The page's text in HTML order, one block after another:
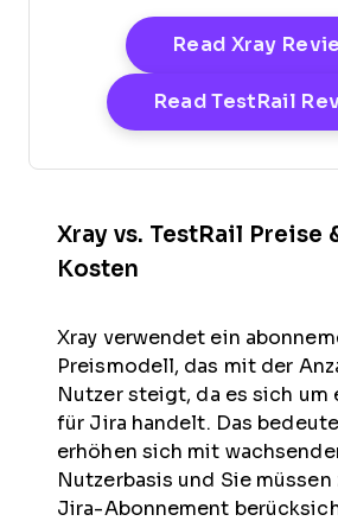
Read Xray
Read TestRail
Xray vs. TestRail Preise
Kosten
Xray verwendet ein
Preismodell, das mit der
Nutzer steigt, da es sich um
für Jira handelt. Das
erhöhen sich mit
Nutzerbasis und Sie
Jira-Abonnement